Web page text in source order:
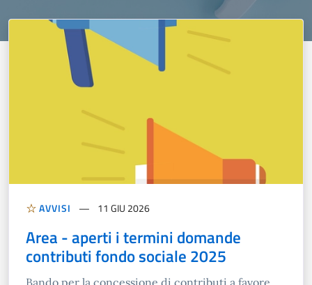
AVVISI 11 GIU 2026
Area - aperti i termini domande
contributi fondo sociale 2025
Bando per la concessione di contributi a favore